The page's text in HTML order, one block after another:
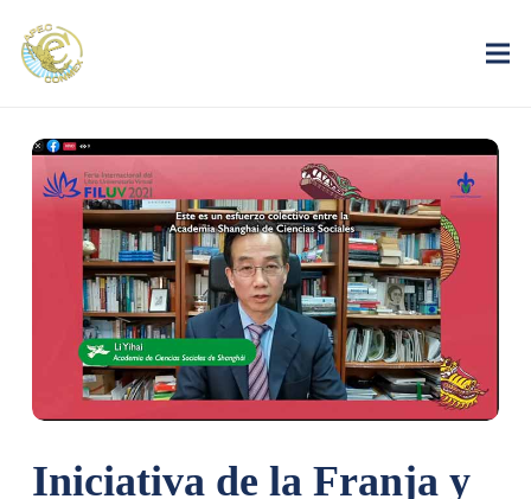
Iniciativa de la Franja y